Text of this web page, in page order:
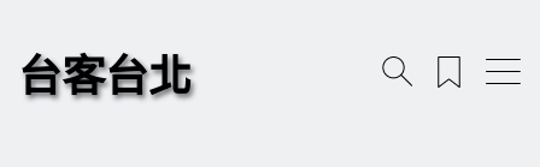
台客台北